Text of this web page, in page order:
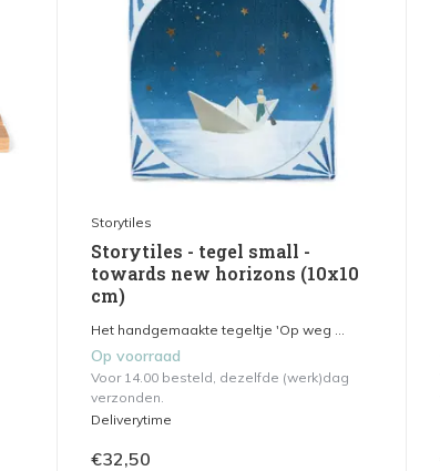
Storytiles
Storytiles - tegel small -
towards new horizons (10x10
cm)
Het handgemaakte tegeltje 'Op weg ...
Op voorraad
Voor 14.00 besteld, dezelfde (werk)dag
verzonden.
Deliverytime
€32,50